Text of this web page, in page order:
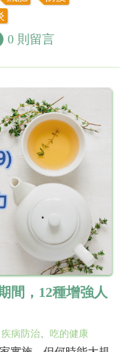
0 則留言
間，12種增強人
疾病防治、 吃的健康